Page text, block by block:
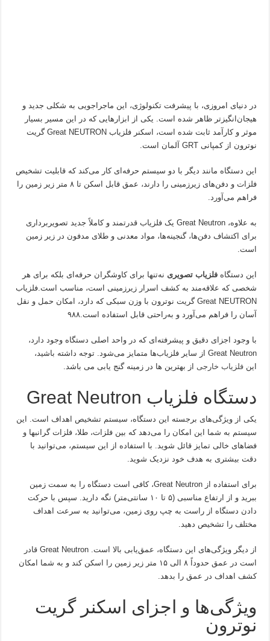
در دنیای امروزی، با پیشرفت تکنولوژی، این ماجراجویی به شکلی جدید و
هیجان‌انگیزتر ظاهر شده است. یکی از ابزارهایی که در این مسیر بسیار
موثر و کارآمد ثابت شده است، اسکنر فلزیاب Great NEUTRON گریت
نوترون از کمپانی GRT آلمان است.
این دستگاه مانند دیگر با دو سیستم حرفه‌ای کار می‌کند که قابلیت تشخیص
فلزات و دفن‌های زیرزمینی را دارند، عمق قابل اسکن تا ۸ متر زیر زمین را
فراهم می‌آورد.
به علاوه، Great Neutron یک فلزیاب قدرتمند و کاملاً جدید تصویربرداری
برای اکتشاف دفن‌ها، گنجینه‌ها، مواد معدنی و طلای مدفون در زیر زمین
است.
این دستگاهفلزیاب تصویری نه‌تنها برای کاوشگران حرفه‌ای بلکه برای هر
شخصی که علاقه‌مند به کشف اسرار زیرزمینی است، مناسب است.فلزیاب
Great NEUTRON گریت نوترون با وزن سبکی که دارد، امکان حمل و نقل
آسان را فراهم می‌آورد و به‌راحتی قابل استفاده است.۹۸۸
با وجود اجزای دقیق و پیشرفته‌ای که در واحد اصلی دستگاه وجود دارد،
Great Neutron از سایر فلزیاب‌ها متمایز می‌شود. توجه داشته باشید،
اینفلزیاب خارجی از بهترین ها در زمینه گنج یابی می باشد.
دستگاه فلزیاب Great Neutron
یکی از ویژگی‌های برجسته این دستگاه، سیستم تشخیص اهداف است. این
سیستم به شما این امکان را می‌دهد که بین فلزات، طلا، فلزات گرانبها و
فضاهای خالی تمایز قائل شوید. با استفاده از این سیستم، می‌توانید با
دقت بیشتری به هدف خود نزدیک شوید.
برای استفاده از Great Neutron، کافی است دستگاه را به سمت زمین
ببرید و از ارتفاع مناسبی (۵ تا ۱۰ سانتی‌متر) نگه دارید. سپس با حرکت
دادن دستگاه از راست به چپ روی زمین، می‌توانید به سرعت اهداف
مختلف را تشخیص دهید.
از دیگر ویژگی‌های این دستگاه، عمق‌یابی بالا است. Great Neutron قادر
است در عمق حدوداً ۸ الی ۱۵ متر زیر زمین را اسکن کند و به شما امکان
کشف اهداف در عمق را بدهد.
ویژگی‌ها و اجزای اسکنر گریت
نوترون